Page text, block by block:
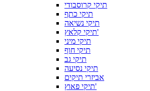
תיקי קרוסבודי
תיקי כתף
תיקי נשיאה
תיקי קלאץ'
תיקי מיני
תיקי חוף
תיקי גב
תיקי נסיעה
אביזרי תיקים
תיקי פאוץ'